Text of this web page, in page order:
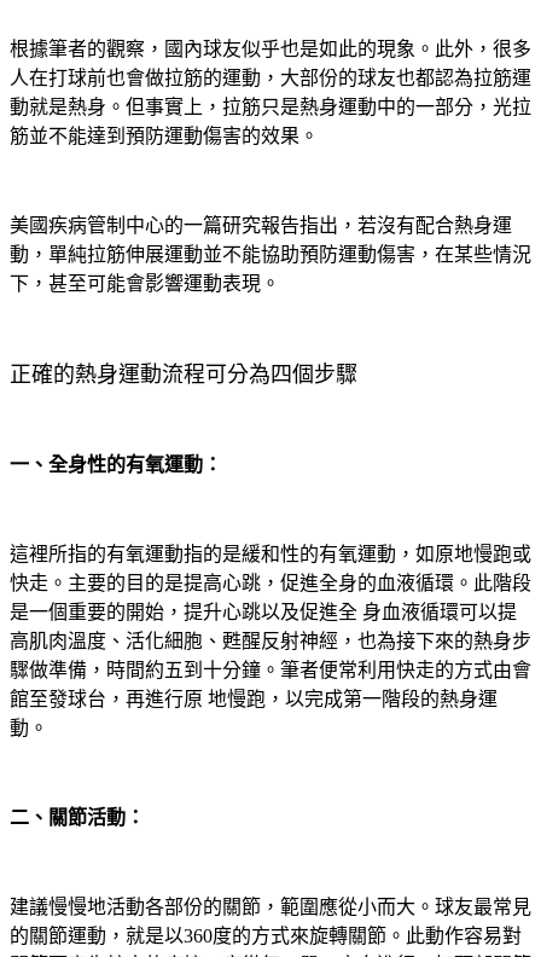
根據筆者的觀察，國內球友似乎也是如此的現象。此外，很多
人在打球前也會做拉筋的運動，大部份的球友也都認為拉筋運
動就是熱身。但事實上，拉筋只是熱身運動中的一部分，光拉
筋並不能達到預防運動傷害的效果。
美國疾病管制中心的一篇研究報告指出，若沒有配合熱身運
動，單純拉筋伸展運動並不能協助預防運動傷害，在某些情況
下，甚至可能會影響運動表現。
正確的熱身運動流程可分為四個步驟
一、全身性的有氧運動：
這裡所指的有氧運動指的是緩和性的有氧運動，如原地慢跑或
快走。主要的目的是提高心跳，促進全身的血液循環。此階段
是一個重要的開始，提升心跳以及促進全 身血液循環可以提
高肌肉溫度、活化細胞、甦醒反射神經，也為接下來的熱身步
驟做準備，時間約五到十分鐘。筆者便常利用快走的方式由會
館至發球台，再進行原 地慢跑，以完成第一階段的熱身運
動。
二、關節活動：
建議慢慢地活動各部份的關節，範圍應從小而大。球友最常見
的關節運動，就是以360度的方式來旋轉關節。此動作容易對